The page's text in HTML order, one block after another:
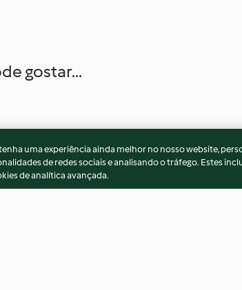
gostar...
uma experiência ainda melhor no nosso website,
de redes sociais e analisando o tráfego. Estes
de analítica avançada.